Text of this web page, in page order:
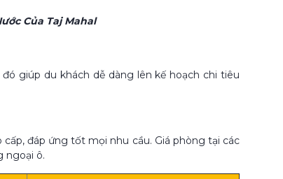
Của Taj Mahal
giúp du khách dễ dàng lên kế hoạch chi tiêu
đáp ứng tốt mọi nhu cầu. Giá phòng tại các
ngoại ô.